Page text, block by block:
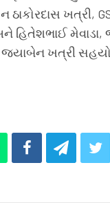
ખત્રી,
હિતેશભાઈ
જયાબેન ખત્રી